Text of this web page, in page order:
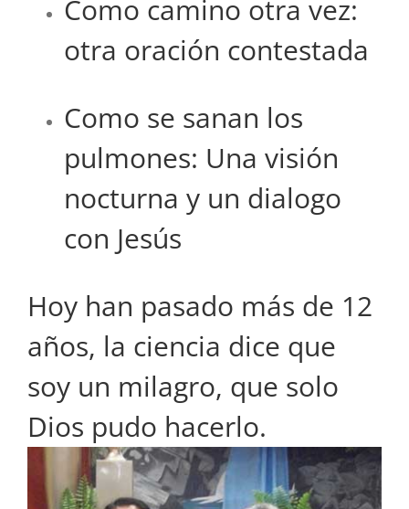
Como camino otra vez:
otra oración contestada
Como se sanan los
pulmones: Una visión
nocturna y un dialogo
con Jesús
Hoy han pasado más de 12
años, la ciencia dice que
soy un milagro, que solo
Dios pudo hacerlo.